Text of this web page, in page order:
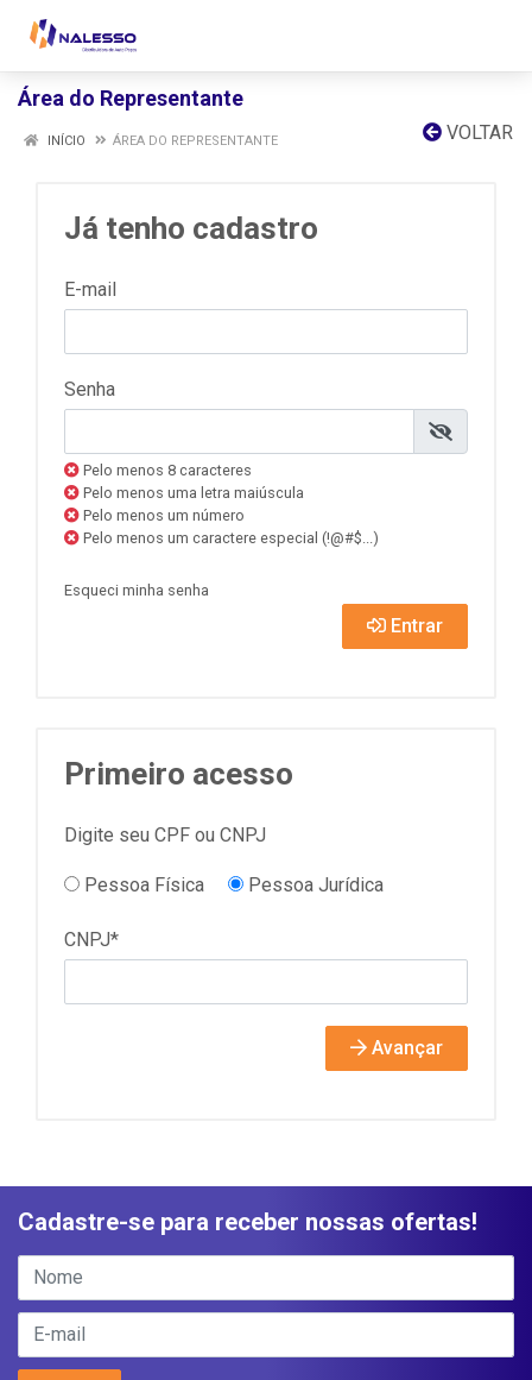
Área do Representante
VOLTAR
INÍCIO ÁREA DO REPRESENTANTE
Já tenho cadastro
E-mail
Senha
Pelo menos 8 caracteres
Pelo menos uma letra maiúscula
Pelo menos um número
Pelo menos um caractere especial (!@#$...)
Esqueci minha senha
Entrar
Primeiro acesso
Digite seu CPF ou CNPJ
Pessoa Física Pessoa Jurídica
CNPJ*
Avançar
Cadastre-se para receber nossas ofertas!